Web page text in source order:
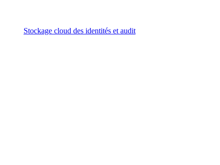
Stockage cloud des identités et audit